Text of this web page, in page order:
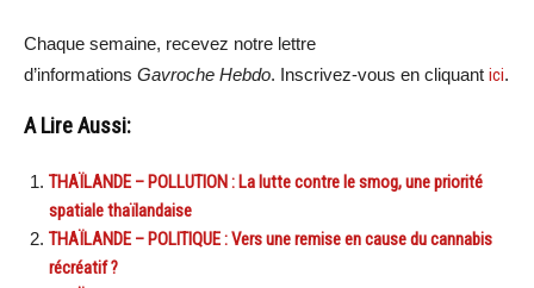
Chaque semaine, recevez notre lettre
d’informations Gavroche Hebdo. Inscrivez-vous en cliquant ici.
A Lire Aussi:
THAÏLANDE – POLLUTION : La lutte contre le smog, une priorité
spatiale thaïlandaise
THAÏLANDE – POLITIQUE : Vers une remise en cause du cannabis
récréatif ?